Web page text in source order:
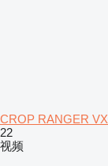
CROP RANGER
22
视频